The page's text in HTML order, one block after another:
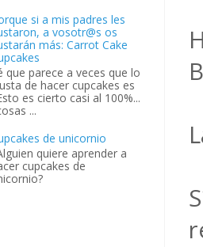
si a mis padres les
a vosotr@s os
más: Carrot Cake
que parece a veces que lo
de hacer cupcakes es
es cierto casi al 100%...
...
de unicornio
quiere aprender a
cupcakes de